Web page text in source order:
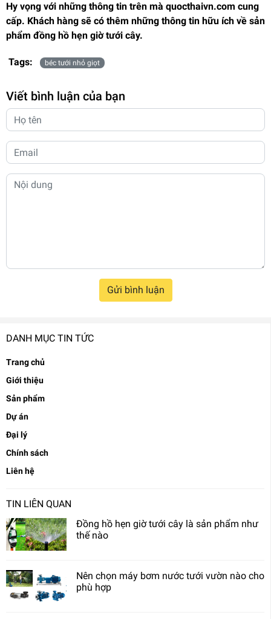
DANH MỤC TIN TỨC
Trang chủ
Giới thiệu
Sản phẩm
Dự án
Đại lý
Chính sách
Liên hệ
TIN LIÊN QUAN
Đồng hồ hẹn giờ tưới cây là sản phẩm như
thế nào
Nên chọn máy bơm nước tưới vườn nào cho
phù hợp
Hy vọng với những thông tin trên mà quocthaivn.com cung
cấp. Khách hàng sẽ có thêm những thông tin hữu ích về sản
phẩm đồng hồ hẹn giờ tưới cây.
Tags: béc tưới nhỏ giọt
Viết bình luận của bạn
Gửi bình luận